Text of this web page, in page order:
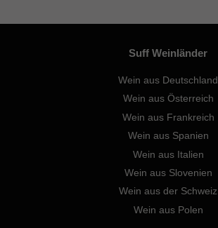
Suff Weinländer
Wein aus Deutschland
Wein aus Österreich
Wein aus Frankreich
Wein aus Spanien
Wein aus Italien
Wein aus Slovenien
Wein aus der Schweiz
Wein aus Polen